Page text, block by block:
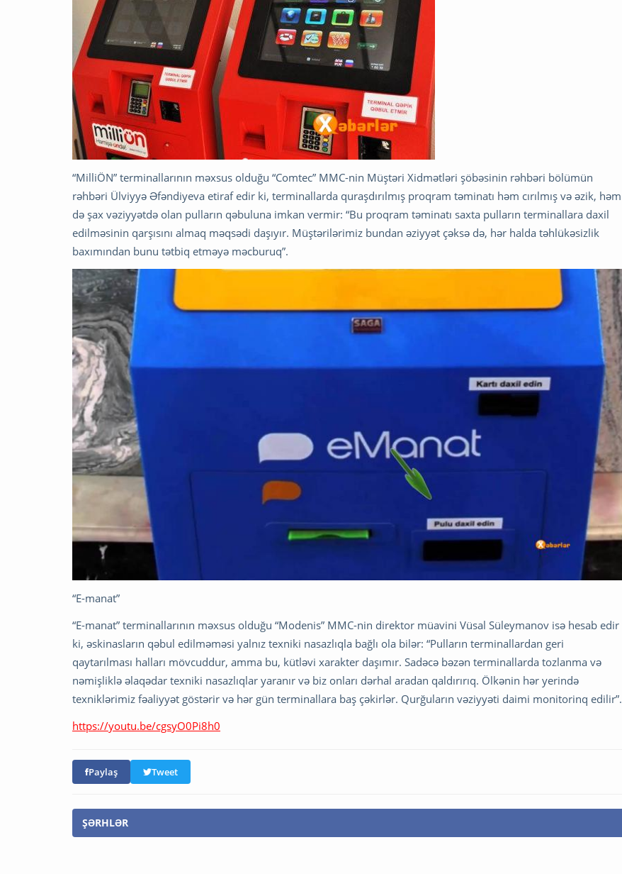
“MilliÖN” terminallarının məxsus olduğu “Comtec” MMC-nin Müştəri Xidmətləri şöbəsinin rəhbəri bölümün
rəhbəri Ülviyyə Əfəndiyeva etiraf edir ki, terminallarda quraşdırılmış proqram təminatı həm cırılmış və əzik, həm
də şax vəziyyətdə olan pulların qəbuluna imkan vermir: “Bu proqram təminatı saxta pulların terminallara daxil
edilməsinin qarşısını almaq məqsədi daşıyır. Müştərilərimiz bundan əziyyət çəksə də, hər halda təhlükəsizlik
baxımından bunu tətbiq etməyə məcburuq”.
“E-manat”
“E-manat” terminallarının məxsus olduğu “Modenis” MMC-nin direktor müavini Vüsal Süleymanov isə hesab edir
ki, əskinasların qəbul edilməməsi yalnız texniki nasazlıqla bağlı ola bilər: “Pulların terminallardan geri
qaytarılması halları mövcuddur, amma bu, kütləvi xarakter daşımır. Sadəcə bəzən terminallarda tozlanma və
nəmişliklə əlaqədar texniki nasazlıqlar yaranır və biz onları dərhal aradan qaldırırıq. Ölkənin hər yerində
texniklərimiz fəaliyyət göstərir və hər gün terminallara baş çəkirlər. Qurğuların vəziyyəti daimi monitorinq edilir”.
https://youtu.be/cgsyO0Pi8h0
Paylaş Tweet
ŞƏRHLƏR